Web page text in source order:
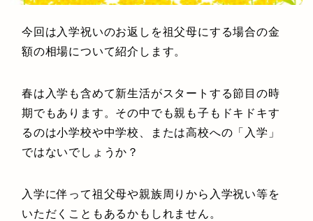
今回は入学祝いのお返しを祖父母にする場合の金
額の相場について紹介します。
春は入学も含めて新生活がスタートする節目の時
期でもあります。その中でも親も子もドキドキす
るのは小学校や中学校、または高校への「入学」
ではないでしょうか？
入学に伴って祖父母や親族周りから入学祝い等を
いただくこともあるかもしれません。